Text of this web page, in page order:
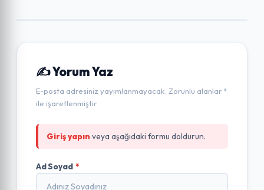
✍️ Yorum Yaz
E-posta adresiniz yayımlanmayacak. Zorunlu alanlar *
ile işaretlenmiştir.
Giriş yapın veya aşağıdaki formu doldurun.
Ad Soyad *